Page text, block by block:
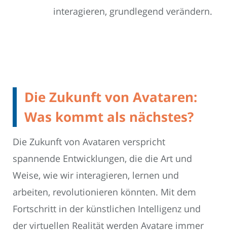
interagieren, grundlegend verändern.
Die Zukunft von Avataren:
Was kommt als nächstes?
Die Zukunft von Avataren verspricht
spannende Entwicklungen, die die Art und
Weise, wie wir interagieren, lernen und
arbeiten, revolutionieren könnten. Mit dem
Fortschritt in der künstlichen Intelligenz und
der virtuellen Realität werden Avatare immer